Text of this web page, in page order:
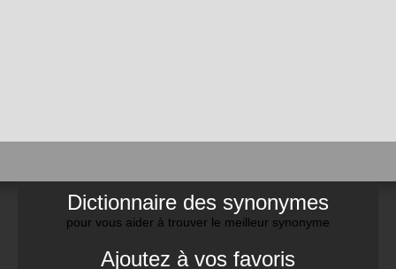
Dictionnaire des synonymes
pour vous aider à trouver le meilleur synonyme
Ajoutez à vos favoris